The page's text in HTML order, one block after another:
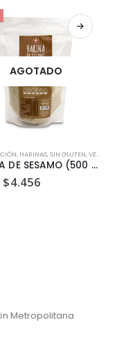
AGOTADO
, HARINAS,SIN GLUTEN,VEGANO
HARINA DE SESAMO (500 GR)
El
precio
$4.456El
Metropolitana